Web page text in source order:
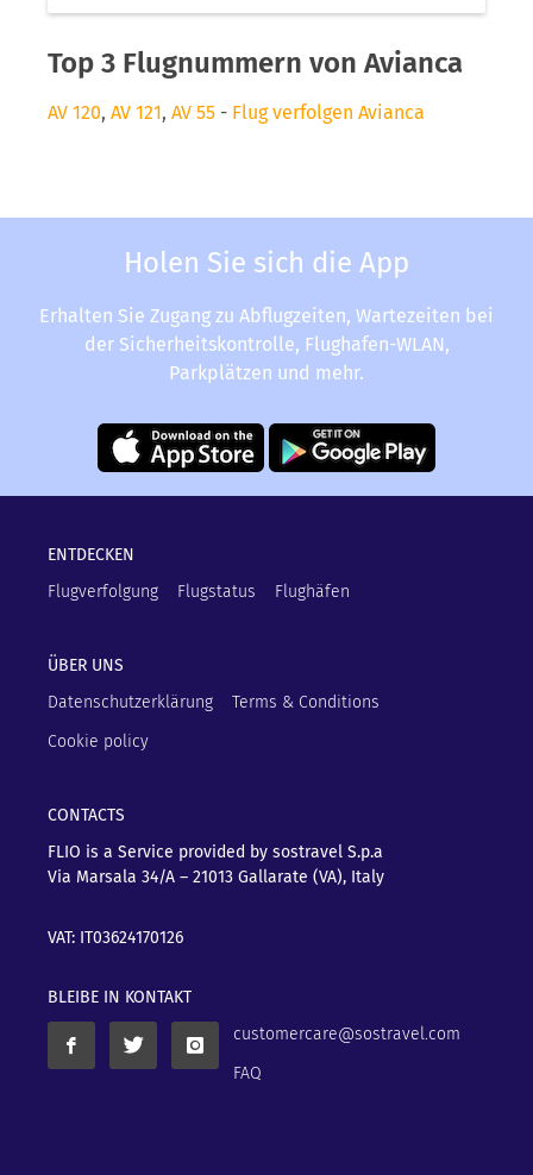
Top 3 Flugnummern von Avianca
AV 120, AV 121, AV 55 - Flug verfolgen Avianca
Holen Sie sich die App
Erhalten Sie Zugang zu Abflugzeiten, Wartezeiten bei
der Sicherheitskontrolle, Flughafen-WLAN,
Parkplätzen und mehr.
ENTDECKEN
Flugverfolgung
Flugstatus Flughäfen
ÜBER UNS
Datenschutzerklärung
Terms & Conditions
Cookie policy
CONTACTS
FLIO is a Service provided by sostravel S.p.a
Via Marsala 34/A – 21013 Gallarate (VA), Italy
VAT: IT03624170126
BLEIBE IN KONTAKT
customercare@sostravel.com
FAQ